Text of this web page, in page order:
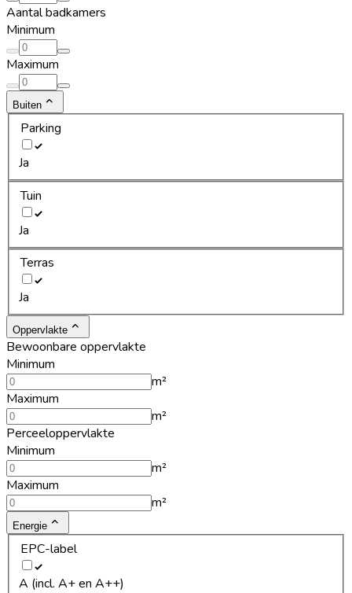
Aantal badkamers
Minimum
Maximum
Buiten
Parking
Ja
Tuin
Ja
Terras
Ja
Oppervlakte
Bewoonbare oppervlakte
Minimum
m²
Maximum
m²
Perceeloppervlakte
Minimum
m²
Maximum
m²
Energie
EPC-label
A (incl. A+ en A++)